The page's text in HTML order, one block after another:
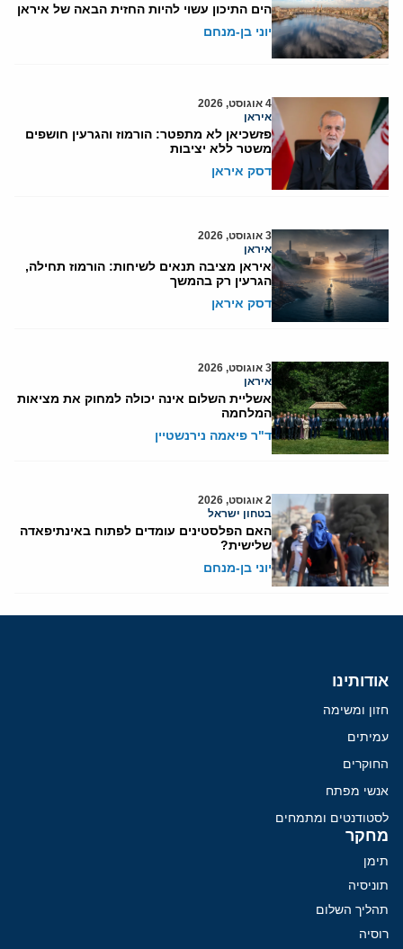
הים התיכון עשוי להיות החזית הבאה של איראן
יוני בן-מנחם
4 אוגוסט, 2026
איראן
פזשכיאן לא מתפטר: הורמוז והגרעין חושפים
משטר ללא יציבות
דסק איראן
3 אוגוסט, 2026
איראן
איראן מציבה תנאים לשיחות: הורמוז תחילה,
הגרעין רק בהמשך
דסק איראן
3 אוגוסט, 2026
איראן
אשליית השלום אינה יכולה למחוק את מציאות
המלחמה
ד"ר פיאמה נירנשטיין
2 אוגוסט, 2026
בטחון ישראל
האם הפלסטינים עומדים לפתוח באינתיפאדה
שלישית?
יוני בן-מנחם
אודותינו
חזון ומשימה
עמיתים
החוקרים
אנשי מפתח
לסטודנטים ומתמחים
מחקר
תימן
תוניסיה
תהליך השלום
רוסיה